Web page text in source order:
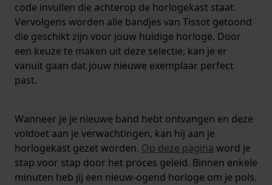
code invullen die achterop de horlogekast staat.
Vervolgens worden alle bandjes van Tissot getoond
die geschikt zijn voor jouw huidige horloge. Door
een keuze te maken uit deze selectie, kan je er
vanuit gaan dat jouw nieuwe exemplaar perfect
past.
Wanneer je je nieuwe band hebt ontvangen en deze
voldoet aan je verwachtingen, kan hij aan je
horlogekast gezet worden. Op deze pagina word je
stap voor stap door het proces geleid. Binnen enkele
minuten heb jij een nieuw-ogend horloge om je pols.